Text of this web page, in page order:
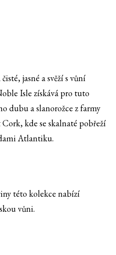
jasné a svěží s vůní
Isle získává pro tuto
dubu a slanorožce z farmy
kde se skalnaté pobřeží
Atlantiku.
této kolekce nabízí
vůni.